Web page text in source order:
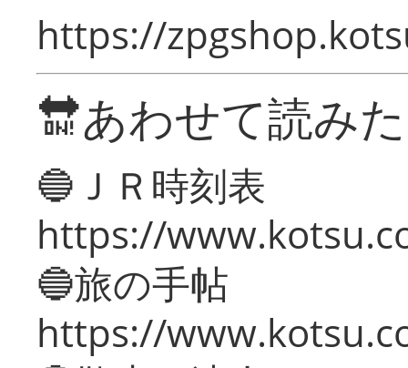
https://
🔛あわせて読み
🔵ＪＲ時刻表
https://
🔵旅の手帖
https://